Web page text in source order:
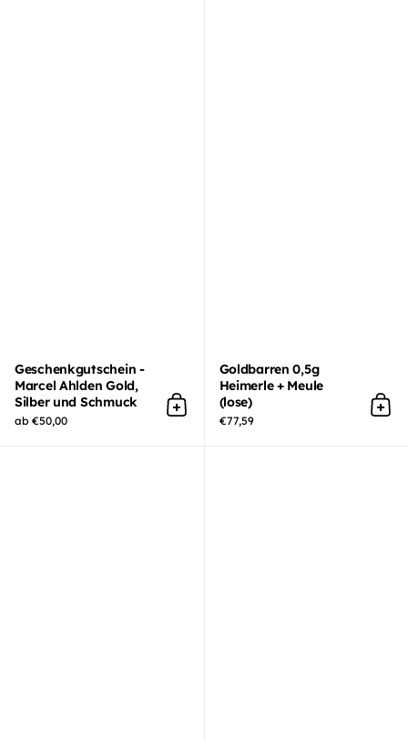
Geschenkgutschein -
Marcel Ahlden Gold,
Silber und Schmuck
ab €50,00 In den Warenkorb
Goldbarren 0,5g
Heimerle + Meule
(lose)
€77,59 In